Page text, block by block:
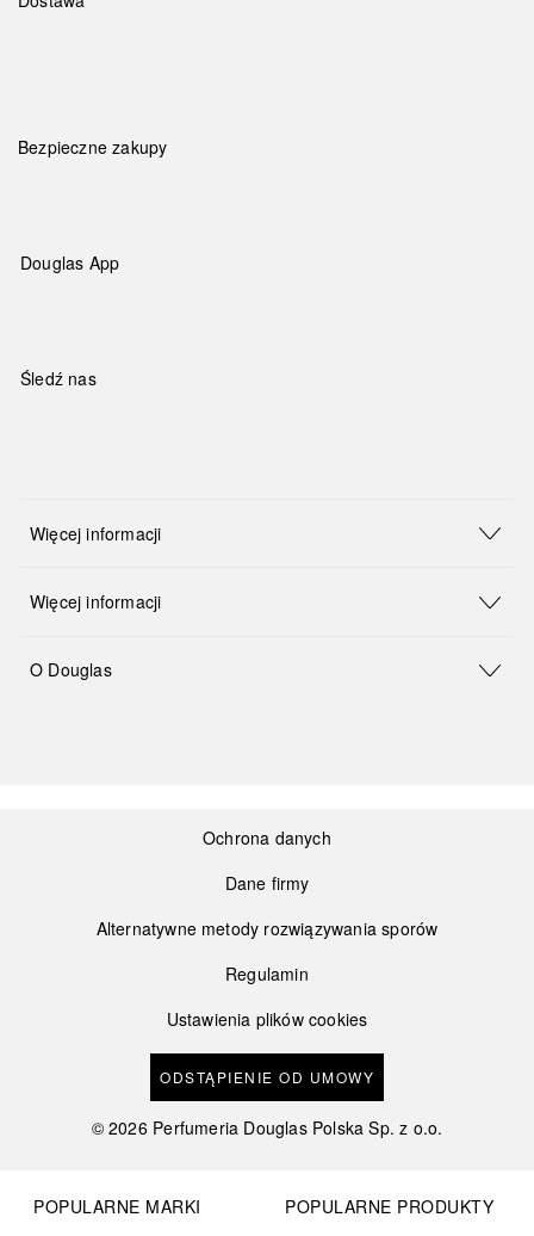
Bezpieczne zakupy
Douglas App
Śledź nas
Więcej informacji
Więcej informacji
O Douglas
Ochrona danych
Dane firmy
Alternatywne metody rozwiązywania sporów
Regulamin
Ustawienia plików cookies
ODSTĄPIENIE OD UMOWY
©2026 Perfumeria Douglas Polska Sp. z o.o.
POPULARNE MARKI
POPULARNE PRODUKTY